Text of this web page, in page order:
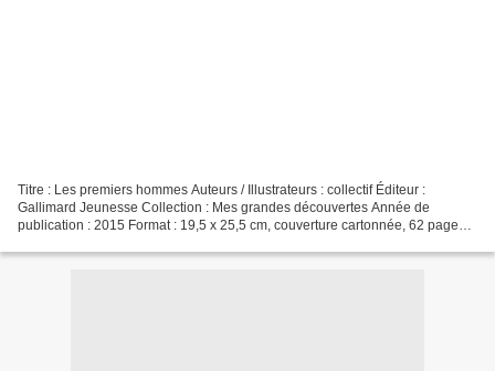
Titre : Les premiers hommes Auteurs / Illustrateurs : collectif Éditeur :
Gallimard Jeunesse Collection : Mes grandes découvertes Année de
publication : 2015 Format : 19,5 x 25,5 cm, couverture cartonnée, 62 pages